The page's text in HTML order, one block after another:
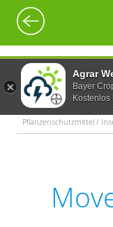
Agrar
Bayer
Kostenlos
Pflanzenschutzmittel /